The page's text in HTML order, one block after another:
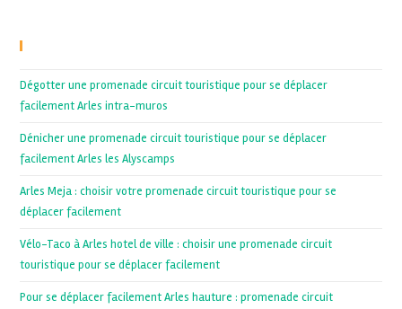
Dégotter une promenade circuit touristique pour se déplacer
facilement Arles intra-muros
Dénicher une promenade circuit touristique pour se déplacer
facilement Arles les Alyscamps
Arles Meja : choisir votre promenade circuit touristique pour se
déplacer facilement
Vélo-Taco à Arles hotel de ville : choisir une promenade circuit
touristique pour se déplacer facilement
Pour se déplacer facilement Arles hauture : promenade circuit